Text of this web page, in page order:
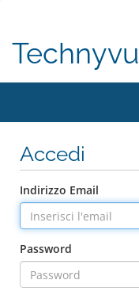
Accedi
Indirizzo Email
Password